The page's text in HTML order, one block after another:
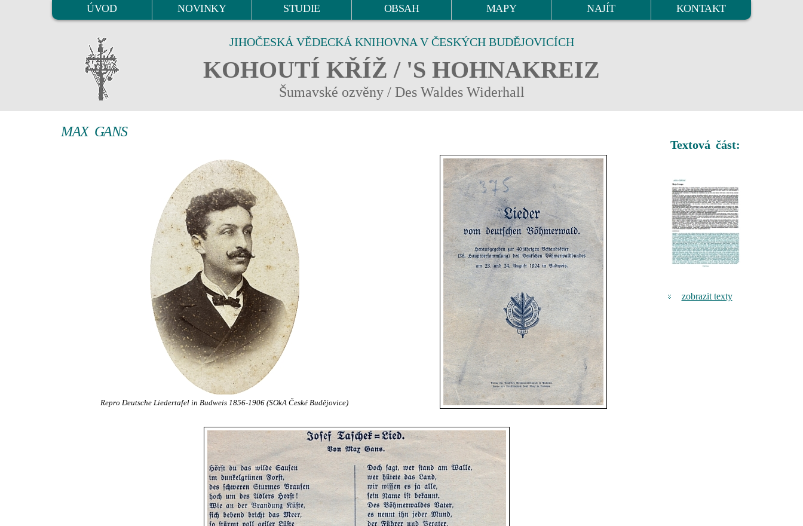
ÚVOD NOVINKY STUDIE OBSAH MAPY NAJÍT KONTAKT
JIHOČESKÁ VĚDECKÁ KNIHOVNA V ČESKÝCH BUDĚJOVICÍCH
KOHOUTÍ KŘÍŽ / 'S HOHNAKREIZ
Šumavské ozvěny / Des Waldes Widerhall
MAX GANS
Repro Deutsche Liedertafel in Budweis 1856-1906 (SOkA České Budějovice)
Textová část:
zobrazit texty